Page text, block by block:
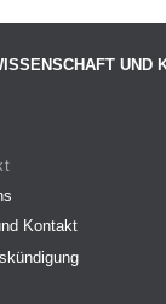
UND
Kontakt